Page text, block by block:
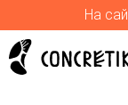
На